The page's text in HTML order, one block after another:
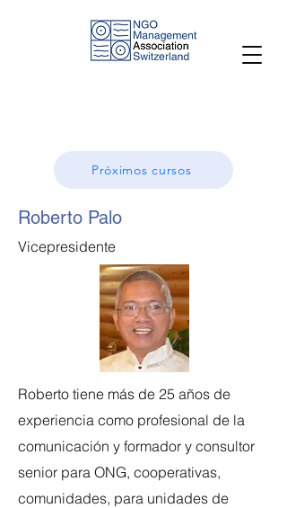
Próximos cursos
Roberto Palo
Vicepresidente
Roberto tiene más de 25 años de
experiencia como profesional de la
comunicación y formador y consultor
senior para ONG, cooperativas,
comunidades, para unidades de